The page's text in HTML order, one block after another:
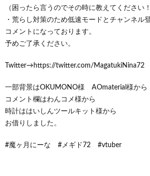
（困ったら言うのでその時に教えてください！
・荒らし対策のため低速モードとチャンネル
コメントになっております。
予めご了承ください。
Twitter→https://twitter.com/MagatukiNina72
一部背景はOKUMONO様 AOmaterial様から
コメント欄はわんコメ様から
時計ははいしんツールキット様から
お借りしました。
#魔ヶ月にーな #メギド72 #vtuber